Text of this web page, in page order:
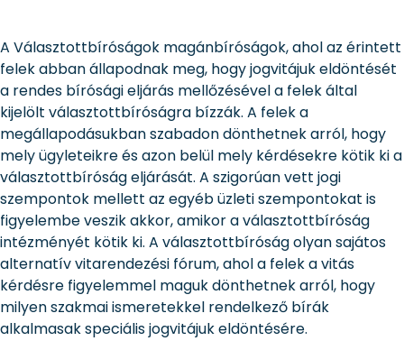
A Választottbíróságok magánbíróságok, ahol az érintett
felek abban állapodnak meg, hogy jogvitájuk eldöntését
a rendes bírósági eljárás mellőzésével a felek által
kijelölt választottbíróságra bízzák. A felek a
megállapodásukban szabadon dönthetnek arról, hogy
mely ügyleteikre és azon belül mely kérdésekre kötik ki a
választottbíróság eljárását. A szigorúan vett jogi
szempontok mellett az egyéb üzleti szempontokat is
figyelembe veszik akkor, amikor a választottbíróság
intézményét kötik ki. A választottbíróság olyan sajátos
alternatív vitarendezési fórum, ahol a felek a vitás
kérdésre figyelemmel maguk dönthetnek arról, hogy
milyen szakmai ismeretekkel rendelkező bírák
alkalmasak speciális jogvitájuk eldöntésére.